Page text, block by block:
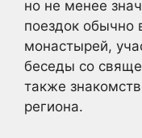
но не менее
поездок обычно
монастырей,
беседы со
также
региона.